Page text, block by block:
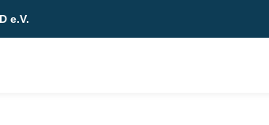
e.V.